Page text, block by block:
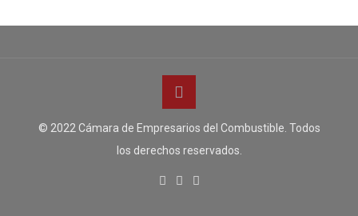
© 2022 Cámara de Empresarios del Combustible. Todos
los derechos reservados.